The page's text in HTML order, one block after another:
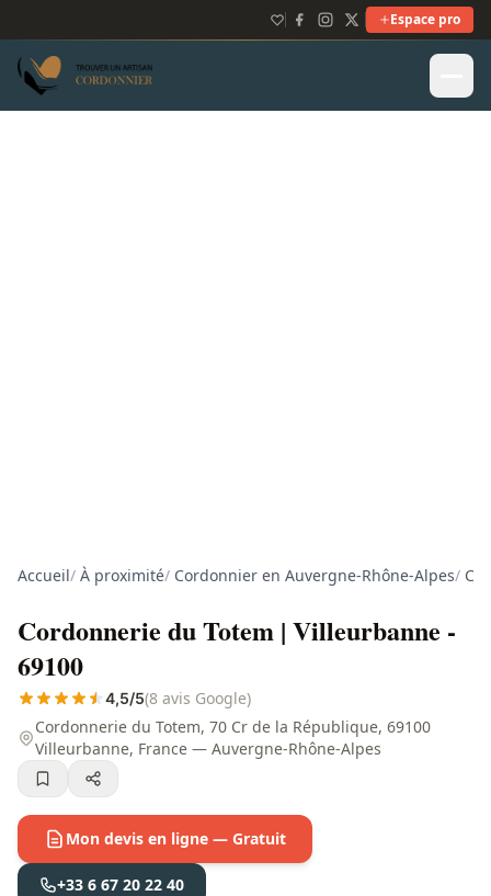
Espace pro
Accueil/ À proximité/ Cordonnier en Auvergne-Rhône-Alpes/
Cordonnerie du Totem | Villeurbanne -
69100
4,5/5(8 avis Google)
Cordonnerie du Totem, 70 Cr de la République, 69100
Villeurbanne, France — Auvergne-Rhône-Alpes
Mon devis en ligne — Gratuit
+33 6 67 20 22 40